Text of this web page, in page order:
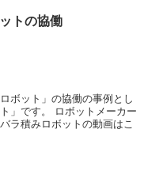
トの協働
ボット」の協働の事例とし
」です。 ロボットメーカー
ラ積みロボットの動画はこ